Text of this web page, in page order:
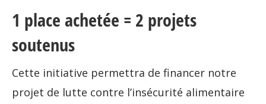
1 place achetée = 2 projets
soutenus
Cette initiative permettra de financer notre
projet de lutte contre l’insécurité alimentaire